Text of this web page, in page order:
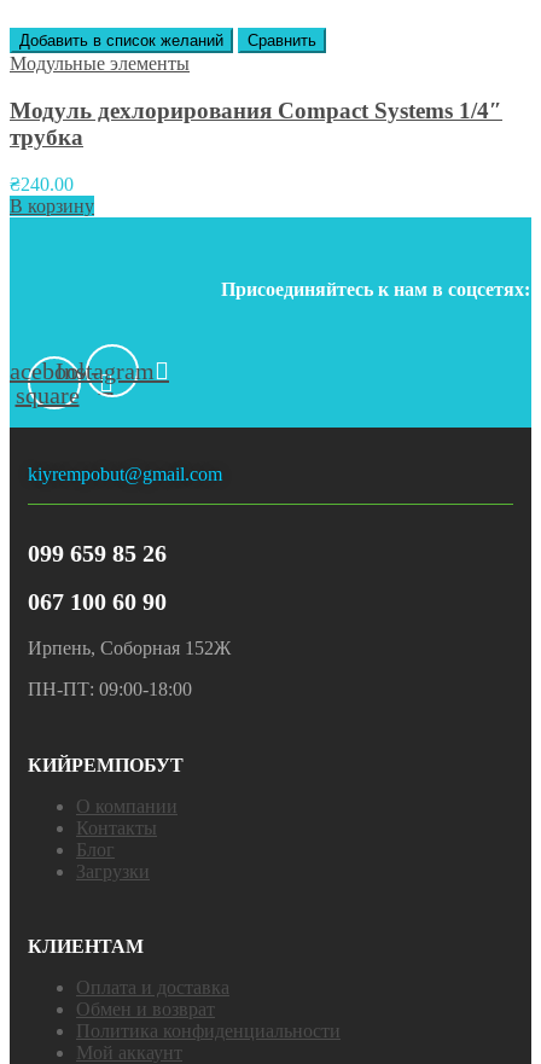
Добавить в список желаний Сравнить
Модульные элементы
Модуль дехлорирования Compact Systems 1/4″
трубка
₴240.00
В корзину
Присоединяйтесь к нам в соцсетях:
square
Instagram
kiyrempobut@gmail.com
099 659 85 26
067 100 60 90
Ирпень, Соборная 152Ж
ПН-ПТ: 09:00-18:00
КИЙРЕМПОБУТ
О компании
Контакты
Блог
Загрузки
КЛИЕНТАМ
Оплата и доставка
Обмен и возврат
Политика конфиденциальности
Мой аккаунт